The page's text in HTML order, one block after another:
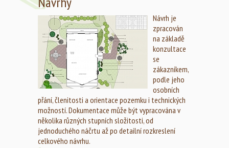
Návrh je
zpracován
na základě
konzultace
se
zákazníkem,
podle jeho
osobních
přání, členitosti a orientace pozemku i technických
možností. Dokumentace může být vypracována v
několika různých stupních složitosti, od
jednoduchého náčrtu až po detailní rozkreslení
celkového návrhu.